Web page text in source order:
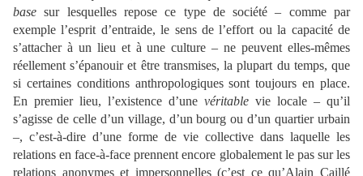
base sur lesquelles repose ce type de société – comme par
exemple l’esprit d’entraide, le sens de l’effort ou la capacité de
s’attacher à un lieu et à une culture – ne peuvent elles-mêmes
réellement s’épanouir et être transmises, la plupart du temps, que
si certaines conditions anthropologiques sont toujours en place.
En premier lieu, l’existence d’une véritable vie locale – qu’il
s’agisse de celle d’un village, d’un bourg ou d’un quartier urbain
–, c’est-à-dire d’une forme de vie collective dans laquelle les
relations en face-à-face prennent encore globalement le pas sur les
relations anonymes et impersonnelles (c’est ce qu’Alain Caillé